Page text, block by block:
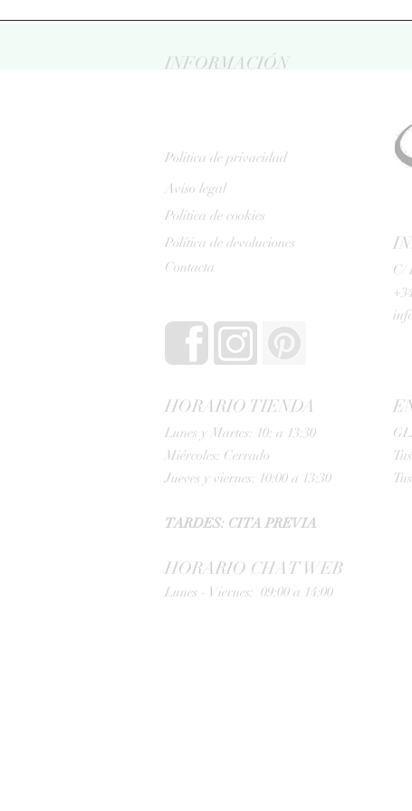
INFORMACIÓN
Politica de privacidad
Aviso legal
Política de cookies
Política de devoluciones
Contacta
C/
HORARIO TIENDA
Lunes y Martes: 10: a 13:30
Miércoles: Cerrado
Jueves y viernes: 10:00 a 13:30
TARDES: CITA PREVIA
HORARIO CHAT WEB
Lunes - Viernes: 09:00 a 14:00